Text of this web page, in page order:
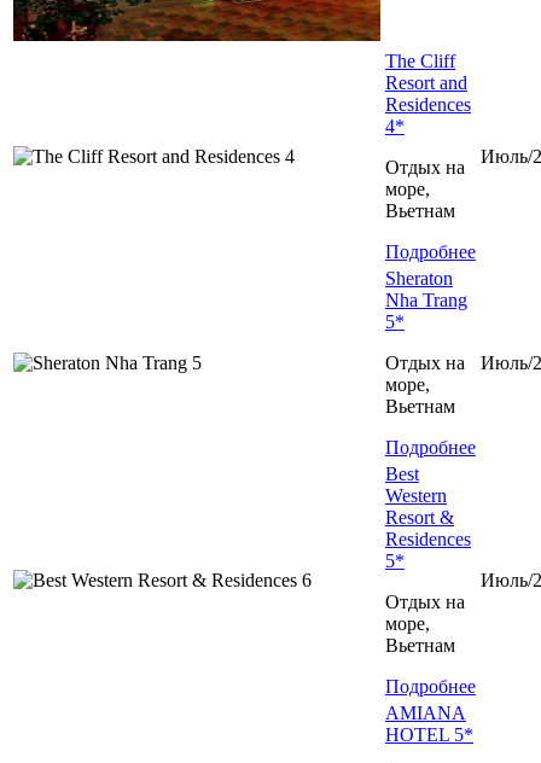
The Cliff
Resort and
Residences
4*
Отдых на
море,
Вьетнам
Подробнее
Июль/
Sheraton
Nha Trang
5*
Отдых на
море,
Вьетнам
Подробнее
Июль/
Best
Western
Resort &
Residences
5*
Отдых на
море,
Вьетнам
Подробнее
Июль/
AMIANA
HOTEL 5*